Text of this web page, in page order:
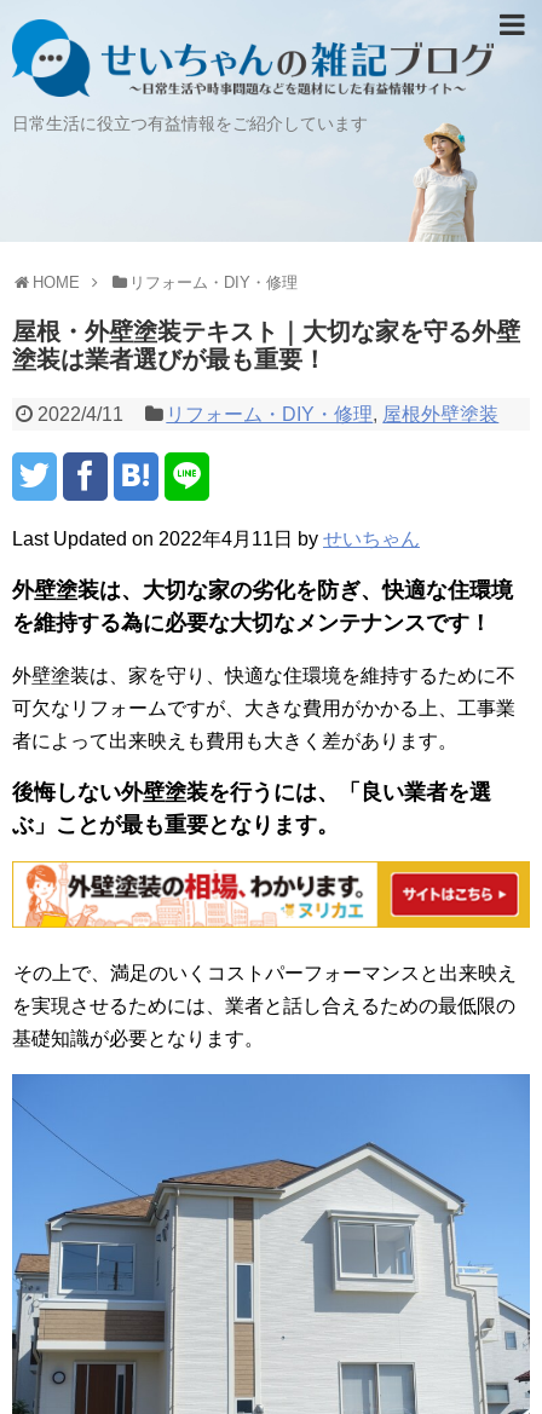
日常生活に役立つ有益情報をご紹介しています
HOME リフォーム・DIY・修理
屋根・外壁塗装テキスト｜大切な家を守る外壁
塗装は業者選びが最も重要！
2022/4/11 リフォーム・DIY・修理, 屋根外壁塗装
Last Updated on 2022年4月11日 by せいちゃん
外壁塗装は、大切な家の劣化を防ぎ、快適な住環境
を維持する為に必要な大切なメンテナンスです！
外壁塗装は、家を守り、快適な住環境を維持するために不
可欠なリフォームですが、大きな費用がかかる上、工事業
者によって出来映えも費用も大きく差があります。
後悔しない外壁塗装を行うには、「良い業者を選
ぶ」ことが最も重要となります。
その上で、満足のいくコストパーフォーマンスと出来映え
を実現させるためには、業者と話し合えるための最低限の
基礎知識が必要となります。